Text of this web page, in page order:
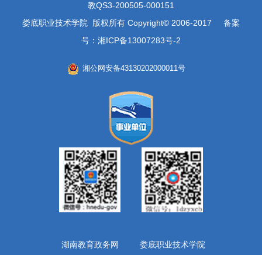
教QS3-200505-000151
娄底职业技术学院 版权所有 Copyright© 2006-2017 备案
号：湘ICP备13007283号-2
湘公网安备43130202000011号
湖南教育政务网 娄底职业技术学院